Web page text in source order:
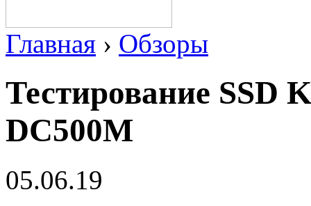
Главная › Обзоры
Тестирование SSD
DC500M
05.06.19